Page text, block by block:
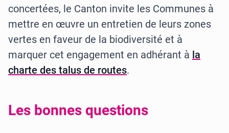
concertées, le Canton invite les Communes à
mettre en œuvre un entretien de leurs zones
vertes en faveur de la biodiversité et à
marquer cet engagement en adhérant à la
charte des talus de routes.
Les bonnes questions